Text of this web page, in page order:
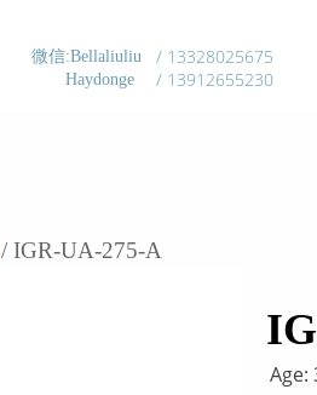
微信:Bellaliuliu
Haydonge
/ 13328025675
/ 13912655230
/ IGR-UA-275-A
Age: